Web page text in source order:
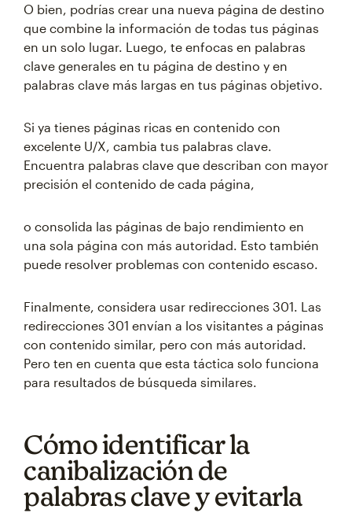
O bien, podrías crear una nueva página de destino
que combine la información de todas tus páginas
en un solo lugar. Luego, te enfocas en palabras
clave generales en tu página de destino y en
palabras clave más largas en tus páginas objetivo.
Si ya tienes páginas ricas en contenido con
excelente U/X, cambia tus palabras clave.
Encuentra palabras clave que describan con mayor
precisión el contenido de cada página,
o consolida las páginas de bajo rendimiento en
una sola página con más autoridad. Esto también
puede resolver problemas con contenido escaso.
Finalmente, considera usar redirecciones 301. Las
redirecciones 301 envían a los visitantes a páginas
con contenido similar, pero con más autoridad.
Pero ten en cuenta que esta táctica solo funciona
para resultados de búsqueda similares.
Cómo identificar la
canibalización de
palabras clave y evitarla